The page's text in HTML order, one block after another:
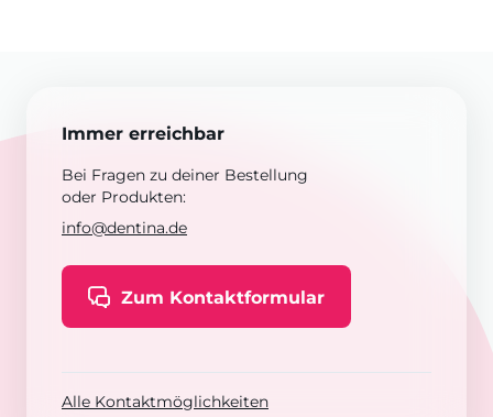
Immer erreichbar
Bei Fragen zu deiner Bestellung
oder Produkten:
info@dentina.de
Zum Kontaktformular
Alle Kontaktmöglichkeiten